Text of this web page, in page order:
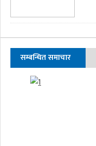
सम्बन्धित समाचार